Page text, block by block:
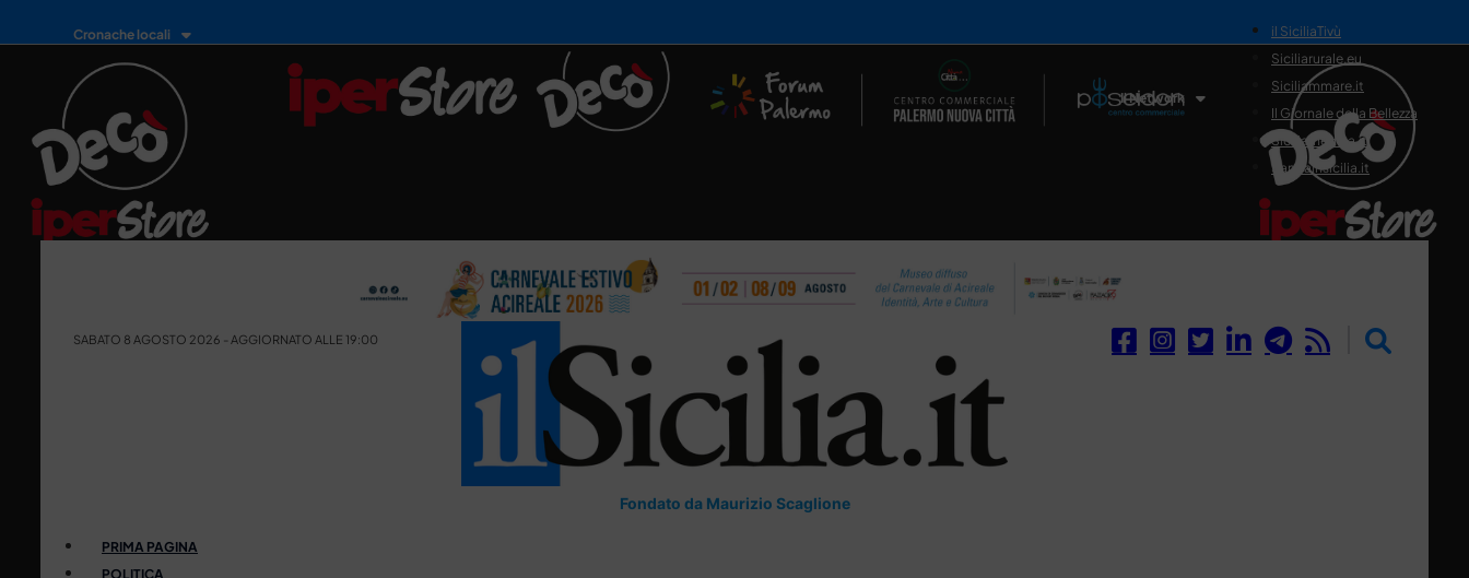
Cronache locali
Il Network
il SiciliaTivù
Siciliarurale.eu
Siciliammare.it
Il Giornale della Bellezza
Siciliamedica.it
Sanitainsicilia.it
SABATO 8 AGOSTO 2026 - AGGIORNATO ALLE 19:00
Fondato da Maurizio Scaglione
PRIMA PAGINA
POLITICA